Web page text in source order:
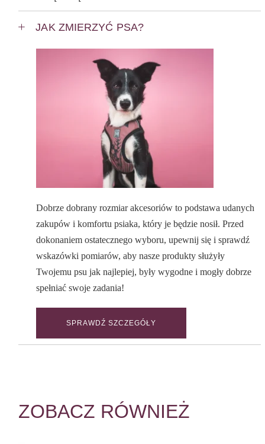
JAK ZMIERZYĆ PSA?
Dobrze dobrany rozmiar akcesoriów to podstawa udanych
zakupów i komfortu psiaka, który je będzie nosił. Przed
dokonaniem ostatecznego wyboru, upewnij się i sprawdź
wskazówki pomiarów, aby nasze produkty służyły
Twojemu psu jak najlepiej, były wygodne i mogły dobrze
spełniać swoje zadania!
SPRAWDŹ SZCZEGÓŁY
ZOBACZ RÓWNIEŻ